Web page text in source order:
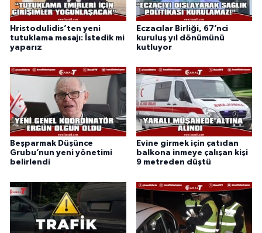
Hristodulidis’ten yeni
tutuklama mesajı: İstedik mi
yaparız
Eczacılar Birliği, 67’nci
kuruluş yıl dönümünü
kutluyor
Beşparmak Düşünce
Grubu’nun yeni yönetimi
belirlendi
Evine girmek için çatıdan
balkona inmeye çalışan kişi
9 metreden düştü